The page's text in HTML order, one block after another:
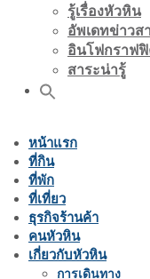
รู้เรื่องหัวหิน
อัพเดทข่าวส
อินโฟกราฟ
สาระน่ารู้
หน้าแรก
ที่กิน
ที่พัก
ที่เที่ยว
ธุรกิจร้านค้า
คนหัวหิน
เกี่ยวกับหัวหิน
การเดินทาง